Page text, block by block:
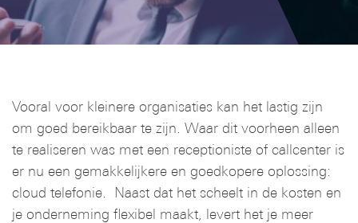
Vooral voor kleinere organisaties kan het lastig zijn
om goed bereikbaar te zijn. Waar dit voorheen alleen
te realiseren was met een receptioniste of callcenter is
er nu een gemakkelijkere en goedkopere oplossing:
cloud telefonie. Naast dat het scheelt in de kosten en
je onderneming flexibel maakt, levert het je meer